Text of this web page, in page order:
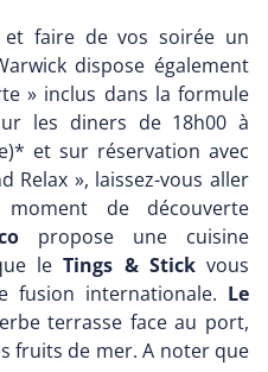
faire de vos soirée un
dispose également
» inclus dans la formule
les diners de 18h00 à
et sur réservation avec
Relax », laissez-vous aller
de découverte
propose une cuisine
leTings & Stick vous
fusion internationale. Le
terrasse face au port,
fruits de mer. A noter que